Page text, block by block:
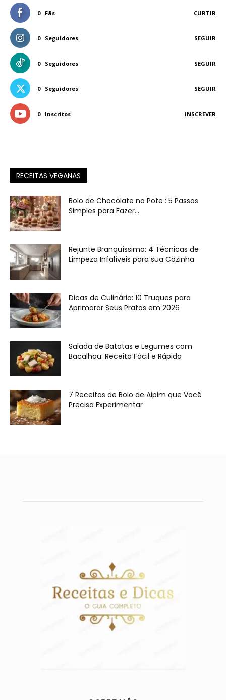
0 Fãs CURTIR
0 Seguidores SEGUIR
0 Seguidores SEGUIR
0 Seguidores SEGUIR
0 Inscritos INSCREVER
RECEITAS VEGANAS
Bolo de Chocolate no Pote : 5 Passos
Simples para Fazer...
Rejunte Branquíssimo: 4 Técnicas de
Limpeza Infalíveis para sua Cozinha
Dicas de Culinária: 10 Truques para
Aprimorar Seus Pratos em 2026
Salada de Batatas e Legumes com
Bacalhau: Receita Fácil e Rápida
7 Receitas de Bolo de Aipim que Você
Precisa Experimentar